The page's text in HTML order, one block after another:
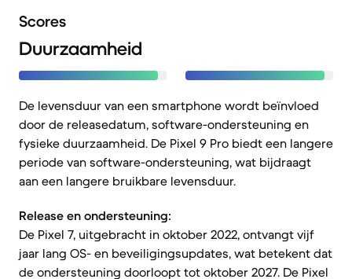
Scores
Duurzaamheid
De levensduur van een smartphone wordt beïnvloed
door de releasedatum, software-ondersteuning en
fysieke duurzaamheid. De Pixel 9 Pro biedt een langere
periode van software-ondersteuning, wat bijdraagt
aan een langere bruikbare levensduur.
Release en ondersteuning:
De Pixel 7, uitgebracht in oktober 2022, ontvangt vijf
jaar lang OS- en beveiligingsupdates, wat betekent dat
de ondersteuning doorloopt tot oktober 2027. De Pixel